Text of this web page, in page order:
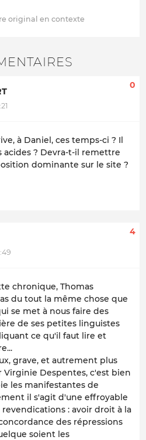
0
à Daniel, ces temps-ci ? Il
acides ? Devra-t-il remettre
dominante sur le site ?
4
chronique, Thomas
du tout la même chose que
se met à nous faire des
de ses petites linguistes
ce qu'il faut lire et
grave, et autrement plus
Despentes, c'est bien
les manifestantes de
il s'agit d'une effroyable
: avoir droit à la
des répressions
soient les